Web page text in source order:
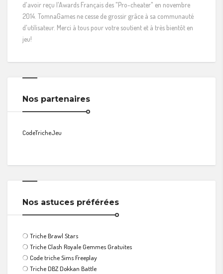
d'avoir reçu l'Awards Français des "Pro-cheater" en novembre
2014. TomnaGames ne cesse de grossir grâce à sa communauté
d'utilisateur. Merci à tous pour votre soutient et à très bientôt en
jeu!
Nos partenaires
CodeTricheJeu
Nos astuces préférées
❍ Triche Brawl Stars
❍ Triche Clash Royale Gemmes Gratuites
❍ Code triche Sims Freeplay
❍ Triche DBZ Dokkan Battle